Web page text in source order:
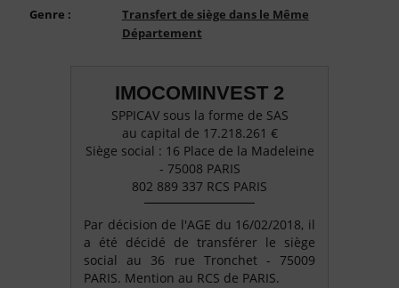
Genre :
Transfert de siège dans le Même
Département
IMOCOMINVEST 2
SPPICAV sous la forme de SAS
au capital de 17.218.261 €
Siège social : 16 Place de la Madeleine
- 75008 PARIS
802 889 337 RCS PARIS
Par décision de l'AGE du 16/02/2018, il
a été décidé de transférer le siège
social au 36 rue Tronchet - 75009
PARIS. Mention au RCS de PARIS.